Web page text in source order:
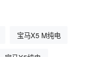
宝马X5 M纯电